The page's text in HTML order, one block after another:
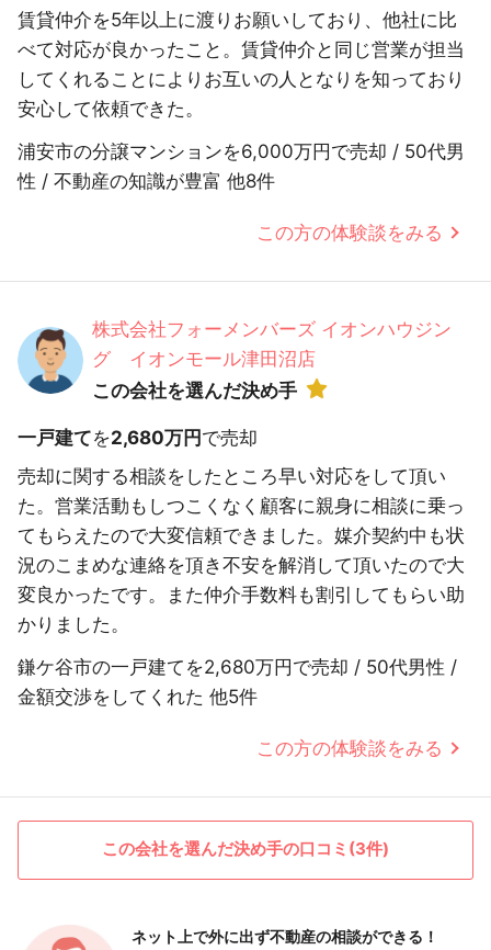
賃貸仲介を5年以上に渡りお願いしており、他社に比
べて対応が良かったこと。賃貸仲介と同じ営業が担当
してくれることによりお互いの人となりを知っており
安心して依頼できた。
浦安市の分譲マンションを6,000万円で売却 / 50代男
性 / 不動産の知識が豊富 他8件
この方の体験談をみる
株式会社フォーメンバーズ イオンハウジン
グ イオンモール津田沼店
この会社を選んだ決め手
一戸建てを2,680万円 で売却
売却に関する相談をしたところ早い対応をして頂い
た。営業活動もしつこくなく顧客に親身に相談に乗っ
てもらえたので大変信頼できました。媒介契約中も状
況のこまめな連絡を頂き不安を解消して頂いたので大
変良かったです。また仲介手数料も割引してもらい助
かりました。
鎌ケ谷市の一戸建てを2,680万円で売却 / 50代男性 /
金額交渉をしてくれた 他5件
この方の体験談をみる
この会社を選んだ決め手の口コミ(3件)
ネット上で外に出ず不動産の相談ができる！